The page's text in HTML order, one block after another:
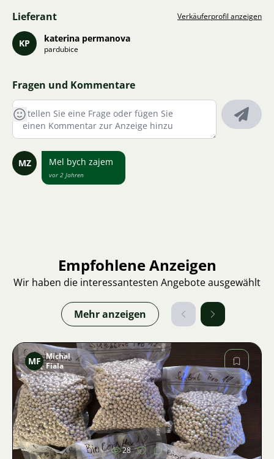
Lieferant Verkäuferprofil anzeigen
KP katerina permanova
pardubice
Fragen und Kommentare
MZ Mel bych zajem
vor 2 Jahren
Empfohlene Anzeigen
Wir haben die interessantesten Angebote ausgewählt
Mehr anzeigen
Bild
MF Michal
Fiala
28